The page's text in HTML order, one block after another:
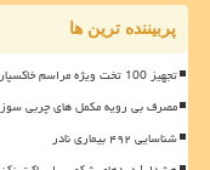
پربیننده ترین ها
تجهیز 100 تخت ویژه مراسم خاکسپاری رهبر شهید در بیمارستان صحرایی مصلی به علاوه فیلم
مصرف بی رویه مکمل های چربی
شناسایی ۴۹۲ بیماری نادر